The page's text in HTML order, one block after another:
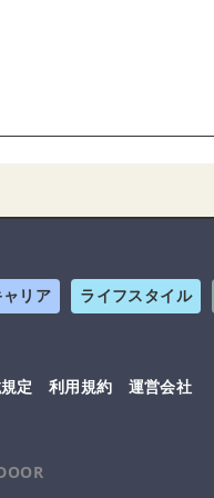
ャリア ライフスタイル
定 利用規約 運営会社